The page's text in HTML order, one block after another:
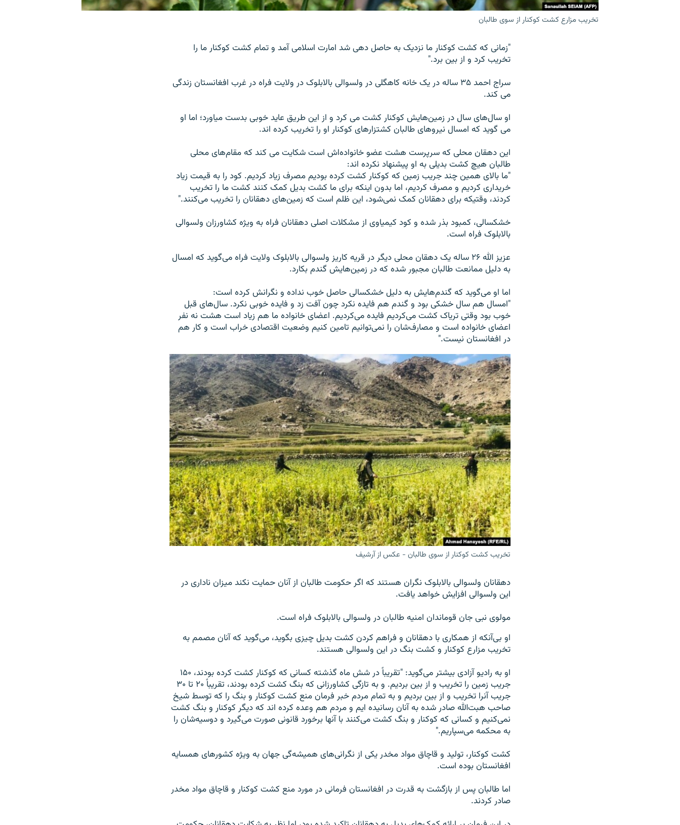
تخریب مزارع کشت کوکنار از سوی طالبان
"زمانی که کشت کوکنار ما نزدیک به حاصل دهی شد امارت اسلامی آمد و تمام کشت کوکنار ما را
تخریب کرد و از بین برد."
سراج احمد ۳۵ ساله در یک خانه کاهگلی در ولسوالی بالابلوک در ولایت فراه در غرب افغانستان زندگی
می کند.
او سال‌های سال در زمین‌هایش کوکنار کشت می کرد و از این طریق عاید خوبی بدست میاورد؛ اما او
می گوید که امسال نیروهای طالبان کشتزارهای کوکنار او را تخریب کرده اند.
این دهقان محلی که سرپرست هشت عضو خانواده‌اش است شکایت می کند که مقام‌های محلی
طالبان هیچ کشت بدیلی به او پیشنهاد نکرده اند:
"ما بالای همین چند جریب زمین که کوکنار کشت کرده بودیم مصرف زیاد کردیم. کود را به قیمت زیاد
خریداری کردیم و مصرف کردیم، اما بدون اینکه برای ما کشت بدیل کمک کنند کشت ما را تخریب
کردند، وقتیکه برای دهقانان کمک نمی‌شود، این ظلم است که زمین‌های دهقانان را تخریب می‌کنند."
خشکسالی، کمبود بذر شده و کود کیمیاوی از مشکلات اصلی دهقانان فراه به ویژه کشاورزان ولسوالی
بالابلوک فراه است.
عزیز الله ۲۶ ساله یک دهقان محلی دیگر در قریه کاریز ولسوالی بالابلوک ولایت فراه می‌گوید که امسال
به دلیل ممانعت طالبان مجبور شده که در زمین‌هایش گندم بکارد.
اما او می‌گوید که گندم‌هایش به دلیل خشکسالی حاصل خوب نداده و نگرانش کرده است:
"امسال هم سال خشکی بود و گندم هم فایده نکرد چون آفت زد و فایده خوبی نکرد. سال‌های قبل
خوب بود وقتی تریاک کشت می‌کردیم فایده می‌کردیم. اعضای خانواده ما هم زیاد است هشت نه نفر
اعضای خانواده است و مصارف‌شان را نمی‌توانیم تامین کنیم وضعیت اقتصادی خراب است و کار هم
در افغانستان نیست."
تخریب کشت کوکنار از سوی طالبان - عکس از آرشیف
دهقانان ولسوالی بالابلوک نگران هستند که اگر حکومت طالبان از آنان حمایت نکند میزان ناداری در
این ولسوالی افزایش خواهد یافت.
مولوی نبی جان قوماندان امنیه طالبان در ولسوالی بالابلوک فراه است.
او بی‌آنکه از همکاری با دهقانان و فراهم کردن کشت بدیل چیزی بگوید، می‌گوید که آنان مصمم به
تخریب مزارع کوکنار و کشت بنگ در این ولسوالی هستند.
او به رادیو آزادی بیشتر می‌گوید: "تقریباً در شش ماه گذشته کسانی که کوکنار کشت کرده بودند، ۱۵۰
جریب زمین را تخریب و از بین بردیم. و به تازگی کشاورزانی که بنگ کشت کرده بودند، تقریباً ۲۰ تا ۳۰
جریب آنرا تخریب و از بین بردیم و به تمام‌ مردم خبر فرمان منع کشت کوکنار و بنگ را که توسط شیخ
صاحب هبت‌الله صادر شده به آنان رسانیده ایم و مردم هم وعده کرده اند که دیگر کوکنار و بنگ کشت
نمی‌کنیم و کسانی که کوکنار و بنگ کشت می‌کنند با آنها برخورد قانونی صورت می‌گیرد و دوسیه‌شان را
به محکمه می‌سپاریم."
کشت کوکنار، تولید و قاچاق مواد مخدر یکی از نگرانی‌های همیشه‌گی جهان به ویژه کشورهای همسایه
افغانستان بوده است.
اما طالبان پس از بازگشت به قدرت در افغانستان فرمانی در مورد منع کشت کوکنار و قاچاق مواد مخدر
صادر کردند.